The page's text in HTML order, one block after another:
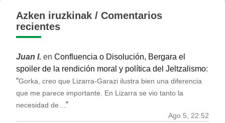
Azken iruzkinak / Comentarios
recientes
Juan I. en Confluencia o Disolución, Bergara el
spoiler de la rendición moral y política del Jeltzalismo:
“Gorka, creo que Lizarra-Garazi ilustra bien una diferencia
que me parece importante. En Lizarra se vio tanto la
necesidad de… ”
Ago 5, 22:52